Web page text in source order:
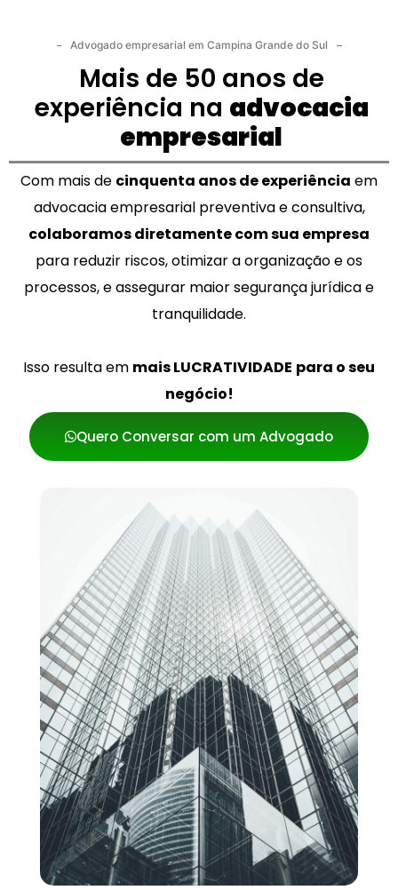
Advogado empresarial em Campina Grande do Sul
Mais de 50 anos de
experiência na advocacia
empresarial
Com mais de cinquenta anos de experiência em
advocacia empresarial preventiva e consultiva,
colaboramos diretamente com sua empresa
para reduzir riscos, otimizar a organização e os
processos, e assegurar maior segurança jurídica e
tranquilidade.
Isso resulta em mais LUCRATIVIDADE para o seu
negócio!
Quero Conversar com um Advogado